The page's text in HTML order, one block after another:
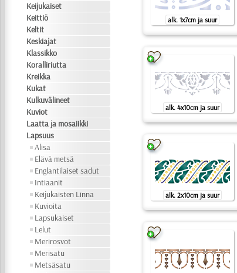
Keijukaiset
Keittiö
Keltit
Keskiajat
Klassikko
Koralliriutta
Kreikka
Kukat
Kulkuvälineet
Kuviot
Laatta ja mosaiikki
Lapsuus
Alisa
Elävä metsä
Englantilaiset sadut
Intiaanit
Keijukaisten Linna
Kuvioita
Lapsukaiset
Lelut
Merirosvot
Merisatu
Metsäsatu
alk. 1x7cm ja suur
alk. 4x10cm ja suur
alk. 2x10cm ja suur